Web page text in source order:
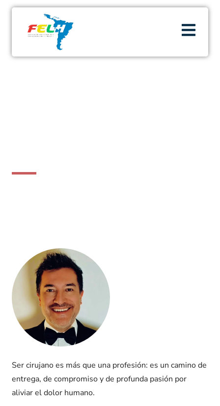
Ser cirujano es más que una profesión: es un camino de
entrega, de compromiso y de profunda pasión por
aliviar el dolor humano.